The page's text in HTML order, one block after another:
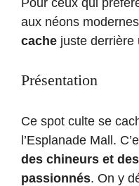
Pour ceux qui
aux néons
cache juste derrière
Présentation
Ce spot culte se
l’Esplanade Mall.
des chineurs et
passionnés. On y